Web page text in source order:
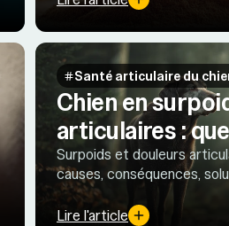
Symptômes ArthroseSanté articulaire du
Chien en
articulaires :
Surpoids et douleurs
causes, conséquences,
conseils pratiques pour
confort.
Lire l'article